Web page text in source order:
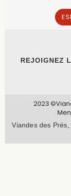
REJOIGNEZ
2023
Viandes des